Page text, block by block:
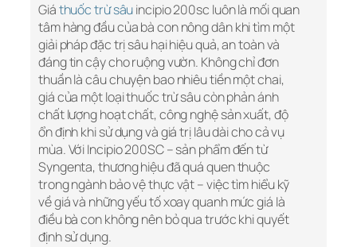
Giáthuốc trừ sâuincipio 200sc luôn là mối quan
tâm hàng đầu của bà con nông dân khi tìm một
giải pháp đặc trị sâu hại hiệu quả, an toàn và
đáng tin cậy cho ruộng vườn. Không chỉ đơn
thuần là câu chuyện bao nhiêu tiền một chai,
giá của một loại thuốc trừ sâu còn phản ánh
chất lượng hoạt chất, công nghệ sản xuất, độ
ổn định khi sử dụng và giá trị lâu dài cho cả vụ
mùa. Với Incipio 200SC – sản phẩm đến từ
Syngenta, thương hiệu đã quá quen thuộc
trong ngành bảo vệ thực vật – việc tìm hiểu kỹ
về giá và những yếu tố xoay quanh mức giá là
điều bà con không nên bỏ qua trước khi quyết
định sử dụng.